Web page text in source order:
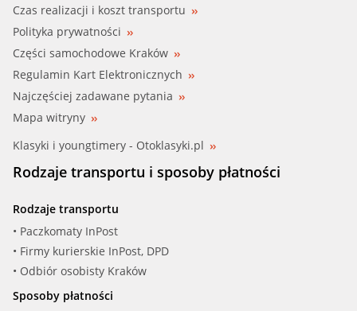
Czas realizacji i koszt transportu
Polityka prywatności
Części samochodowe Kraków
Regulamin Kart Elektronicznych
Najczęściej zadawane pytania
Mapa witryny
Klasyki i youngtimery - Otoklasyki.pl
Rodzaje transportu i sposoby płatności
Rodzaje transportu
• Paczkomaty InPost
• Firmy kurierskie InPost, DPD
• Odbiór osobisty Kraków
Sposoby płatności